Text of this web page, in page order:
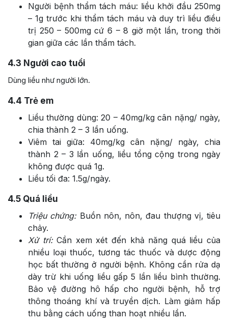
Người bệnh thẩm tách máu: liều khởi đầu 250mg
– 1g trước khi thẩm tách máu và duy trì liều điều
trị 250 – 500mg cứ 6 – 8 giờ một lần, trong thời
gian giữa các lần thẩm tách.
4.3 Người cao tuổi
Dùng liều như người lớn.
4.4 Trẻ em
Liều thường dùng: 20 – 40mg/kg cân nặng/ ngày,
chia thành 2 – 3 lần uống.
Viêm tai giữa: 40mg/kg cân nặng/ ngày, chia
thành 2 – 3 lần uống, liều tổng cộng trong ngày
không được quá 1g.
Liều tối đa: 1.5g/ngày.
4.5 Quá liều
Triệu chứng:Buồn nôn, nôn, đau thượng vị, tiêu
chảy.
Xử trí:Cần xem xét đến khả năng quá liều của
nhiều loại thuốc, tương tác thuốc và dược động
học bất thường ở người bệnh. Không cần rửa dạ
dày trừ khi uống liều gấp 5 lần liều bình thường.
Bảo vệ đường hô hấp cho người bệnh, hỗ trợ
thông thoáng khí và truyền dịch. Làm giảm hấp
thu bằng cách uống than hoạt nhiều lần.